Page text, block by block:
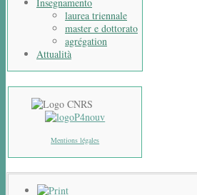
laurea triennale
master e dottorato
agrégation
Attualità
Mentions légales